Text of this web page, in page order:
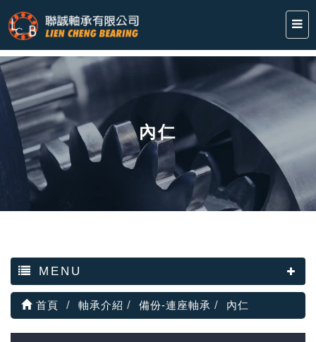
內仁
MENU
首頁 軸承介紹 備份-連座軸承 內仁